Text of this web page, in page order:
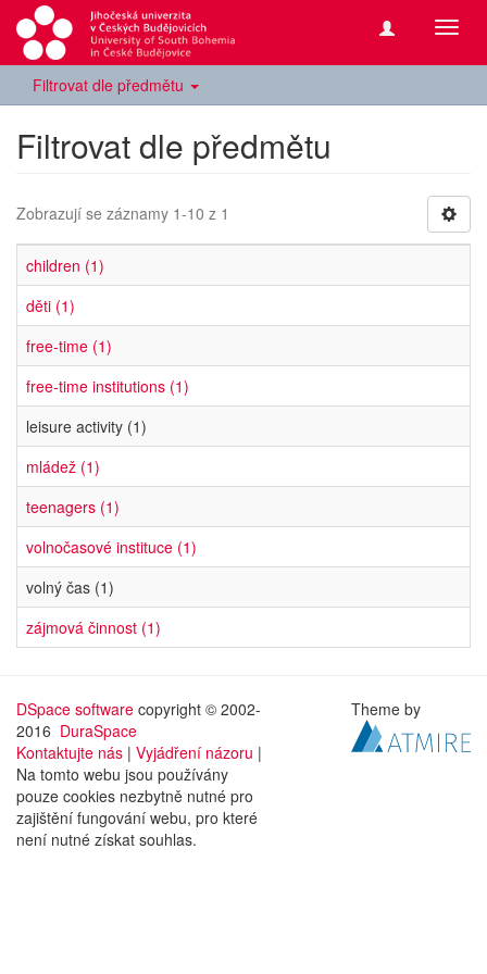
Filtrovat dle předmětu
Filtrovat dle předmětu
Zobrazují se záznamy 1-10 z 1
children (1)
děti (1)
free-time (1)
free-time institutions (1)
leisure activity (1)
mládež (1)
teenagers (1)
volnočasové instituce (1)
volný čas (1)
zájmová činnost (1)
DSpace software copyright © 2002-
2016 DuraSpace
Kontaktujte nás | Vyjádření názoru |
Na tomto webu jsou používány
pouze cookies nezbytně nutné pro
zajištění fungování webu, pro které
není nutné získat souhlas.
Theme by